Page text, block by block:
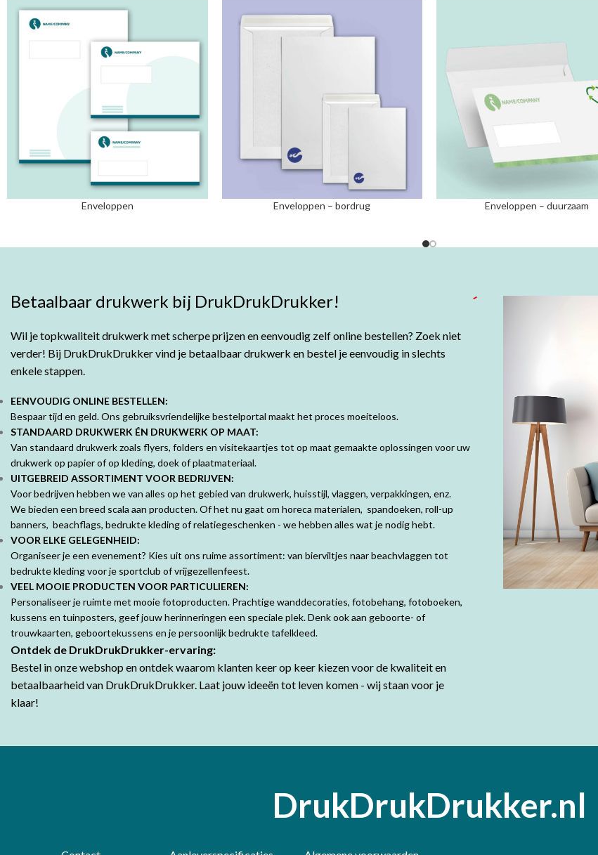
Enveloppen Enveloppen – bordrug Enveloppen – duurzaam
Betaalbaar drukwerk bij DrukDrukDrukker!
Wil je topkwaliteit drukwerk met scherpe prijzen en eenvoudig zelf online bestellen? Zoek niet
verder! Bij DrukDrukDrukker vind je betaalbaar drukwerk en bestel je eenvoudig in slechts
enkele stappen.
EENVOUDIG ONLINE BESTELLEN:
Bespaar tijd en geld. Ons gebruiksvriendelijke bestelportal maakt het proces moeiteloos.
STANDAARD DRUKWERK ÉN DRUKWERK OP MAAT:
Van standaard drukwerk zoals flyers, folders en visitekaartjes tot op maat gemaakte oplossingen voor uw
drukwerk op papier of op kleding, doek of plaatmateriaal.
UITGEBREID ASSORTIMENT VOOR BEDRIJVEN:
Voor bedrijven hebben we van alles op het gebied van drukwerk, huisstijl, vlaggen, verpakkingen, enz.
We bieden een breed scala aan producten. Of het nu gaat om horeca materialen, spandoeken, roll-up
banners, beachflags, bedrukte kleding of relatiegeschenken - we hebben alles wat je nodig hebt.
VOOR ELKE GELEGENHEID:
Organiseer je een evenement? Kies uit ons ruime assortiment: van bierviltjes naar beachvlaggen tot
bedrukte kleding voor je sportclub of vrijgezellenfeest.
VEEL MOOIE PRODUCTEN VOOR PARTICULIEREN:
Personaliseer je ruimte met mooie fotoproducten. Prachtige wanddecoraties, fotobehang, fotoboeken,
kussens en tuinposters, geef jouw herinneringen een speciale plek. Denk ook aan geboorte- of
trouwkaarten, geboortekussens en je persoonlijk bedrukte tafelkleed.
Ontdek de DrukDrukDrukker-ervaring:
Bestel in onze webshop en ontdek waarom klanten keer op keer kiezen voor de kwaliteit en
betaalbaarheid van DrukDrukDrukker. Laat jouw ideeën tot leven komen - wij staan voor je
klaar!
DrukDrukDrukker.nl